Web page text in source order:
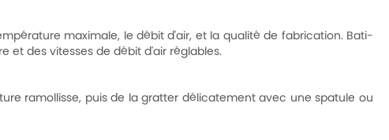
maximale, le débit d'air, et la qualité de fabrication. Bati-
des vitesses de débit d'air réglables.
ramollisse, puis de la gratter délicatement avec une spatule ou